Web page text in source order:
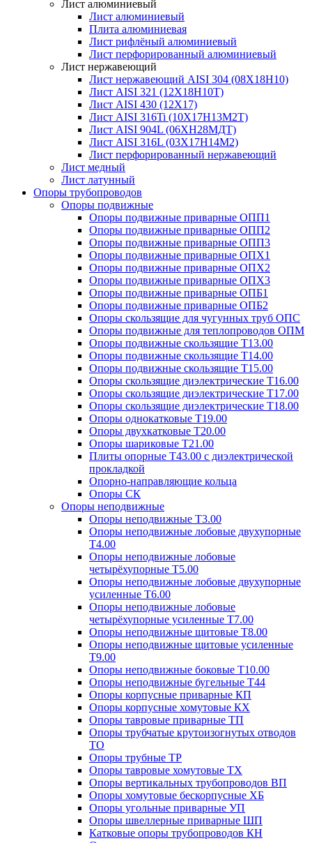
Лист алюминиевый
Лист алюминиевый
Плита алюминиевая
Лист рифлёный алюминиевый
Лист перфорированный алюминиевый
Лист нержавеющий
Лист нержавеющий AISI 304 (08Х18Н10)
Лист AISI 321 (12Х18Н10Т)
Лист AISI 430 (12Х17)
Лист AISI 316Ti (10Х17Н13М2Т)
Лист AISI 904L (06ХН28МДТ)
Лист AISI 316L (03Х17Н14М2)
Лист перфорированный нержавеющий
Лист медный
Лист латунный
Опоры трубопроводов
Опоры подвижные
Опоры подвижные приварные ОПП1
Опоры подвижные приварные ОПП2
Опоры подвижные приварные ОПП3
Опоры подвижные приварные ОПХ1
Опоры подвижные приварные ОПХ2
Опоры подвижные приварные ОПХ3
Опоры подвижные приварные ОПБ1
Опоры подвижные приварные ОПБ2
Опоры скользящие для чугунных труб ОПС
Опоры подвижные для теплопроводов ОПМ
Опоры подвижные скользящие Т13.00
Опоры подвижные скользящие Т14.00
Опоры подвижные скользящие Т15.00
Опоры скользящие диэлектрические Т16.00
Опоры скользящие диэлектрические Т17.00
Опоры скользящие диэлектрические Т18.00
Опоры однокатковые Т19.00
Опоры двухкатковые Т20.00
Опоры шариковые Т21.00
Плиты опорные Т43.00 с диэлектрической
прокладкой
Опорно-направляющие кольца
Опоры СК
Опоры неподвижные
Опоры неподвижные Т3.00
Опоры неподвижные лобовые двухупорные
Т4.00
Опоры неподвижные лобовые
четырёхупорные Т5.00
Опоры неподвижные лобовые двухупорные
усиленные Т6.00
Опоры неподвижные лобовые
четырёхупорные усиленные Т7.00
Опоры неподвижные щитовые Т8.00
Опоры неподвижные щитовые усиленные
Т9.00
Опоры неподвижные боковые Т10.00
Опоры неподвижные бугельные Т44
Опоры корпусные приварные КП
Опоры корпусные хомутовые КХ
Опоры тавровые приварные ТП
Опоры трубчатые крутоизогнутых отводов
ТО
Опоры трубные ТР
Опоры тавровые хомутовые ТХ
Опоры вертикальных трубопроводов ВП
Опоры хомутовые бескорпусные ХБ
Опоры угольные приварные УП
Опоры швеллерные приварные ШП
Катковые опоры трубопроводов КН